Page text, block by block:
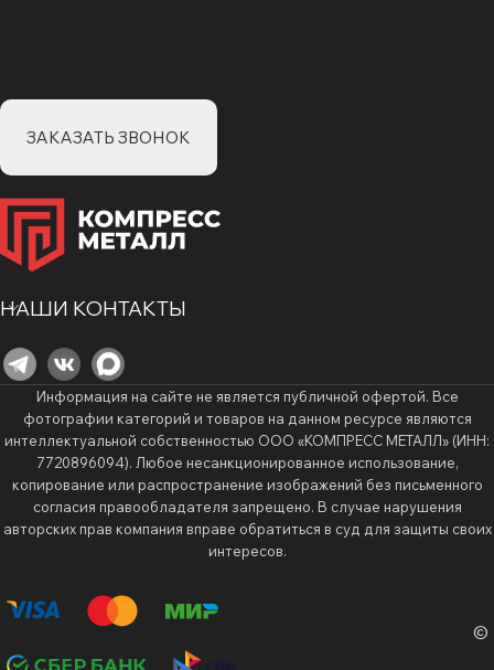
ЗАКАЗАТЬ ЗВОНОК
НАШИ КОНТАКТЫ
Информация на сайте не является публичной офертой. Все
фотографии категорий и товаров на данном ресурсе являются
интеллектуальной собственностью ООО «КОМПРЕСС МЕТАЛЛ» (ИНН:
7720896094). Любое несанкционированное использование,
копирование или распространение изображений без письменного
согласия правообладателя запрещено. В случае нарушения
авторских прав компания вправе обратиться в суд для защиты своих
интересов.
©